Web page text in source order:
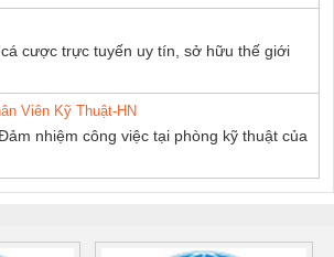
cược trực tuyến uy tín, sở hữu thế giới
Viên Kỹ Thuật-HN
nhiệm công việc tại phòng kỹ thuật của